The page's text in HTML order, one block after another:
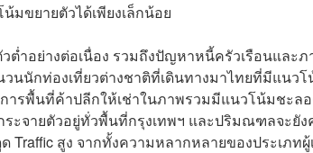
มขยายตัวได้เพียงเล็กน้อย
ต่ำอย่างต่อเนื่อง รวมถึงปัญหาหนี้ครัวเรือนและ
วนนักท่องเที่ยวต่างชาติที่เดินทางมาไทยที่มีแนว
ารพื้นที่ค้าปลีกให้เช่าในภาพรวมมีแนวโน้มชะล
ะจายตัวอยู่ทั่วพื้นที่กรุงเทพฯ และปริมณฑลจะยัง
Traffic สูง จากทั้งความหลากหลายของประเภท